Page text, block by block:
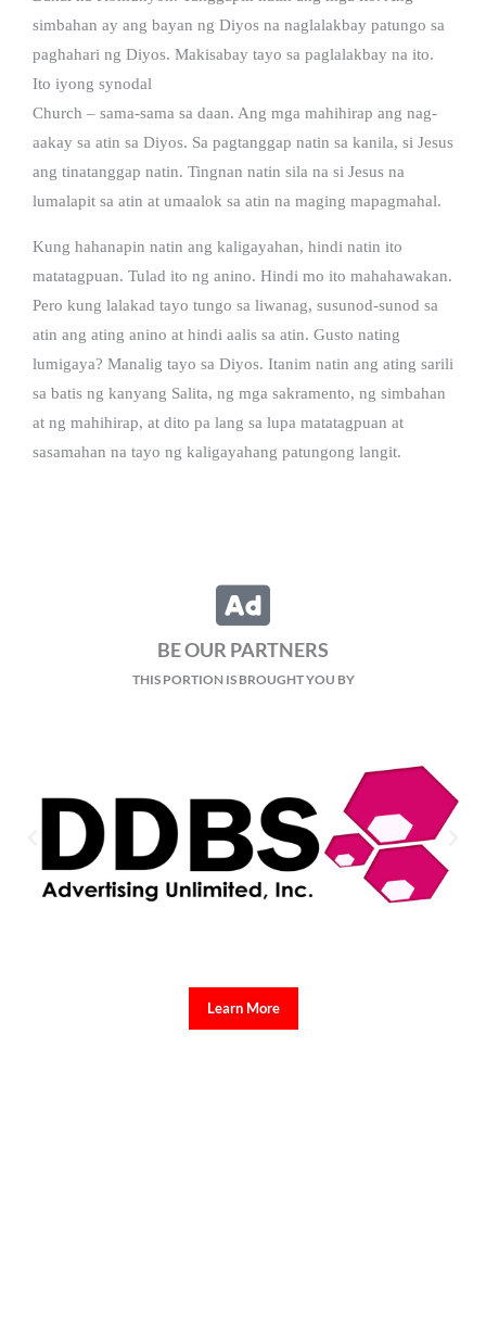
simbahan ay ang bayan ng Diyos na naglalakbay patungo sa
paghahari ng Diyos. Makisabay tayo sa paglalakbay na ito.
Ito iyong synodal
Church – sama-sama sa daan. Ang mga mahihirap ang nag-
aakay sa atin sa Diyos. Sa pagtanggap natin sa kanila, si Jesus
ang tinatanggap natin. Tingnan natin sila na si Jesus na
lumalapit sa atin at umaalok sa atin na maging mapagmahal.
Kung hahanapin natin ang kaligayahan, hindi natin ito
matatagpuan. Tulad ito ng anino. Hindi mo ito mahahawakan.
Pero kung lalakad tayo tungo sa liwanag, susunod-sunod sa
atin ang ating anino at hindi aalis sa atin. Gusto nating
lumigaya? Manalig tayo sa Diyos. Itanim natin ang ating sarili
sa batis ng kanyang Salita, ng mga sakramento, ng simbahan
at ng mahihirap, at dito pa lang sa lupa matatagpuan at
sasamahan na tayo ng kaligayahang patungong langit.
BE OUR PARTNERS
THIS PORTION IS BROUGHT YOU BY
Learn More